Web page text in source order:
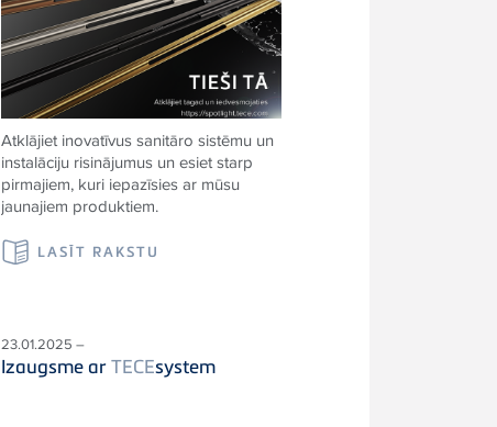
Atklājiet inovatīvus sanitāro sistēmu un
instalāciju risinājumus un esiet starp
pirmajiem, kuri iepazīsies ar mūsu
jaunajiem produktiem.
LASĪT RAKSTU
23.01.2025 –
Izaugsme arTECEsystem